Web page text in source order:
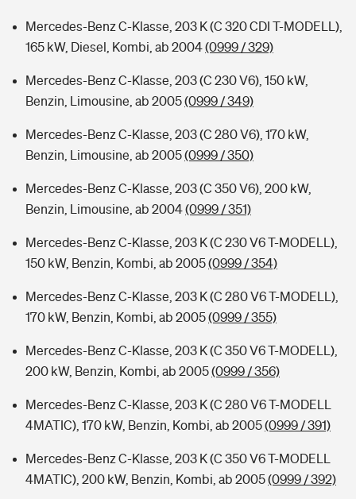
Mercedes-Benz C-Klasse, 203 K (C 320 CDI T-MODELL),
165 kW, Diesel, Kombi, ab 2004(0999 / 329)
Mercedes-Benz C-Klasse, 203 (C 230 V6), 150 kW,
Benzin, Limousine, ab 2005(0999 / 349)
Mercedes-Benz C-Klasse, 203 (C 280 V6), 170 kW,
Benzin, Limousine, ab 2005(0999 / 350)
Mercedes-Benz C-Klasse, 203 (C 350 V6), 200 kW,
Benzin, Limousine, ab 2004(0999 / 351)
Mercedes-Benz C-Klasse, 203 K (C 230 V6 T-MODELL),
150 kW, Benzin, Kombi, ab 2005(0999 / 354)
Mercedes-Benz C-Klasse, 203 K (C 280 V6 T-MODELL),
170 kW, Benzin, Kombi, ab 2005(0999 / 355)
Mercedes-Benz C-Klasse, 203 K (C 350 V6 T-MODELL),
200 kW, Benzin, Kombi, ab 2005(0999 / 356)
Mercedes-Benz C-Klasse, 203 K (C 280 V6 T-MODELL
4MATIC), 170 kW, Benzin, Kombi, ab 2005(0999 / 391)
Mercedes-Benz C-Klasse, 203 K (C 350 V6 T-MODELL
4MATIC), 200 kW, Benzin, Kombi, ab 2005(0999 / 392)